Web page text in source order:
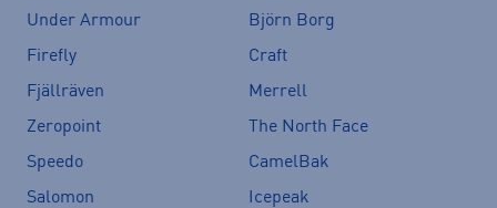
Under Armour
Björn Borg
Firefly
Craft
Fjällräven
Merrell
Zeropoint
The North Face
Speedo
CamelBak
Salomon
Icepeak